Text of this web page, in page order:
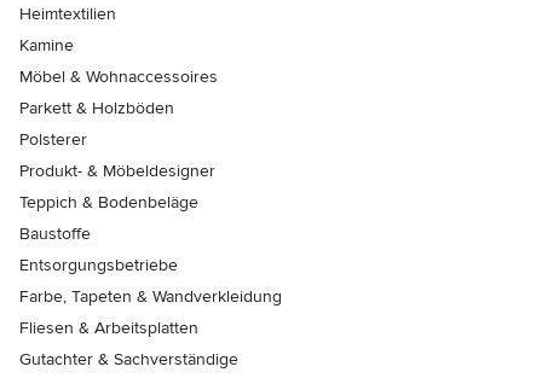
Heimtextilien
Kamine
Möbel & Wohnaccessoires
Parkett & Holzböden
Polsterer
Produkt- & Möbeldesigner
Teppich & Bodenbeläge
Baustoffe
Entsorgungsbetriebe
Farbe, Tapeten & Wandverkleidung
Fliesen & Arbeitsplatten
Gutachter & Sachverständige